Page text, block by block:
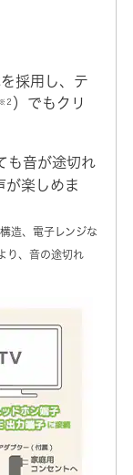
採用し、テ
※２ ）でもクリ
も音が途切れ
が楽しめま
造、電子レンジな
り、音の途切れ